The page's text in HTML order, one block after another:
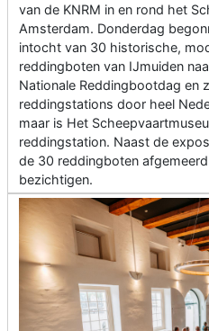
van de KNRM in en rond het
Amsterdam. Donderdag
intocht van 30 historische,
reddingboten van IJmuiden
Nationale Reddingbootdag en
reddingstations door heel
maar is Het
reddingstation. Naast de
de 30 reddingboten
bezichtigen.